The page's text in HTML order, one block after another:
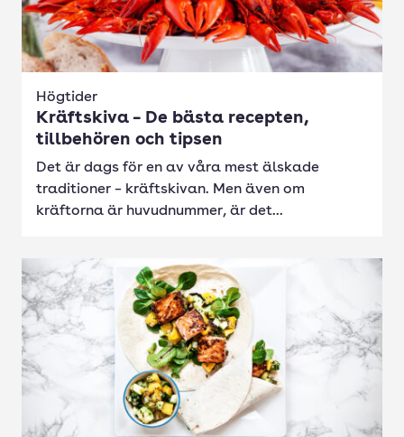
Högtider
Kräftskiva – De bästa recepten,
tillbehören och tipsen
Det är dags för en av våra mest älskade
traditioner – kräftskivan. Men även om
kräftorna är huvudnummer, är det...